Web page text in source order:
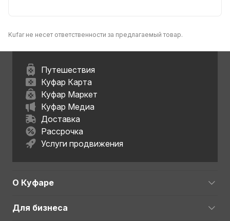
Kufar не несет ответственности за предлагаемый товар.
Путешествия
Куфар Карта
Куфар Маркет
Куфар Медиа
Доставка
Рассрочка
Услуги продвижения
О Куфаре
Для бизнеса